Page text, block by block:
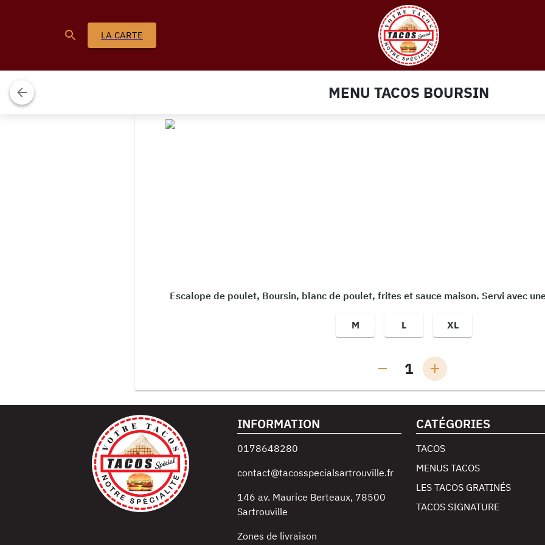
LA CARTE
MENU TACOS BOURSIN
Escalope de poulet, Boursin, blanc de poulet, frites et sauce maison. Servi avec
M L XL
1
INFORMATION
0178648280
contact@tacosspecialsartrouville.fr
146 av. Maurice Berteaux, 78500
Sartrouville
Zones de livraison
CATÉGORIES
TACOS
MENUS TACOS
LES TACOS GRATINÉS
TACOS SIGNATURE